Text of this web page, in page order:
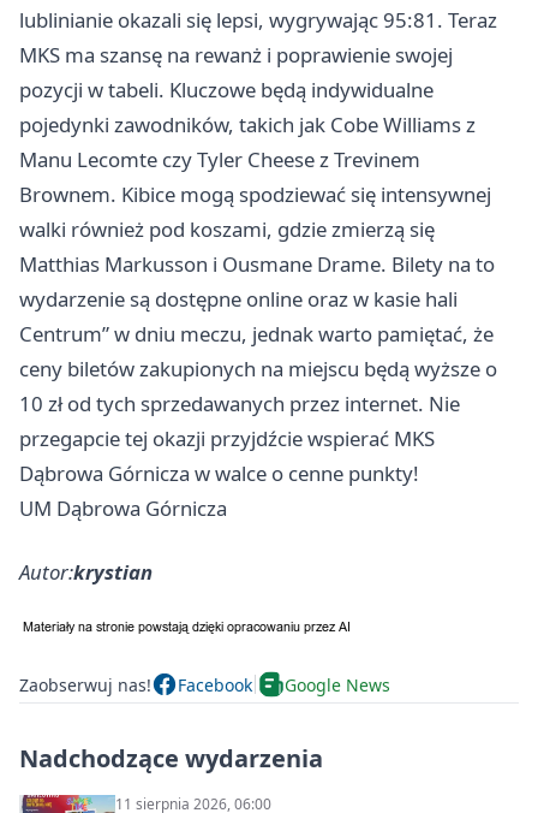
lublinianie okazali się lepsi, wygrywając 95:81. Teraz
MKS ma szansę na rewanż i poprawienie swojej
pozycji w tabeli. Kluczowe będą indywidualne
pojedynki zawodników, takich jak Cobe Williams z
Manu Lecomte czy Tyler Cheese z Trevinem
Brownem. Kibice mogą spodziewać się intensywnej
walki również pod koszami, gdzie zmierzą się
Matthias Markusson i Ousmane Drame. Bilety na to
wydarzenie są dostępne online oraz w kasie hali
Centrum” w dniu meczu, jednak warto pamiętać, że
ceny biletów zakupionych na miejscu będą wyższe o
10 zł od tych sprzedawanych przez internet. Nie
przegapcie tej okazji przyjdźcie wspierać MKS
Dąbrowa Górnicza w walce o cenne punkty!
UM Dąbrowa Górnicza
Autor:krystian
Zaobserwuj nas! Facebook Google News
Nadchodzące wydarzenia
11 sierpnia 2026, 06:00